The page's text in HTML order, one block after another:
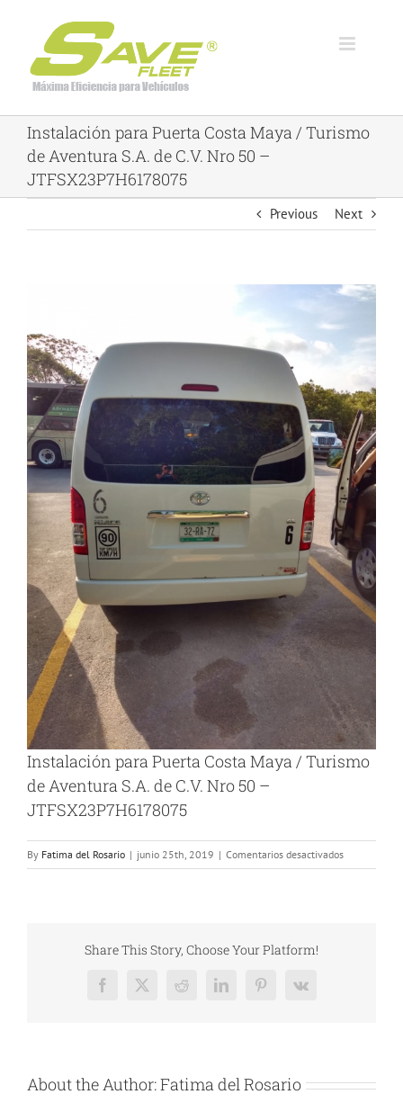
content
Instalación para Puerta Costa Maya / Turismo
de Aventura S.A. de C.V. Nro 50 –
JTFSX23P7H6178075
Previous Next
Image
Instalación para Puerta Costa Maya / Turismo
de Aventura S.A. de C.V. Nro 50 –
JTFSX23P7H6178075
By Fatima del Rosario | junio 25th, 2019 | Comentarios desactivadosen
Instalación
Nro
Share This Story, Choose Your Platform!
Facebook
X RedditLinkedInPinterest
Vk
About the Author:Fatima del Rosario